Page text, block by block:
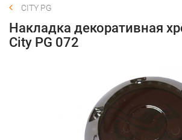
CITY PG
Накладка декоративная
City PG 072